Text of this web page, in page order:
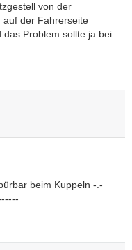
von der
auf der Fahrerseite
das Problem sollte ja bei
beim Kuppeln -.-